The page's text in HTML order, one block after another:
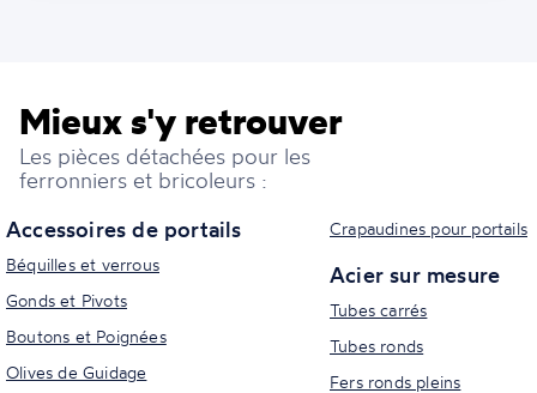
Mieux s'y retrouver
Les pièces détachées pour les
ferronniers et bricoleurs :
Accessoires de portails
Béquilles et verrous
Gonds et Pivots
Boutons et Poignées
Olives de Guidage
Crapaudines pour portails
Acier sur mesure
Tubes carrés
Tubes ronds
Fers ronds pleins